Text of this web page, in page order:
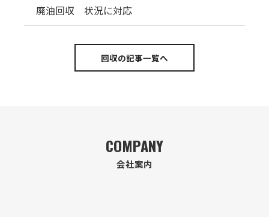
廃油回収 状況に対応
回収の記事一覧へ
COMPANY
会社案内